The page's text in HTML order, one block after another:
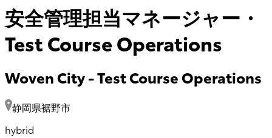
安全管理担当マネージャー・
Test Course Operations
Woven City -Test Course Operations
静岡県裾野市
hybrid